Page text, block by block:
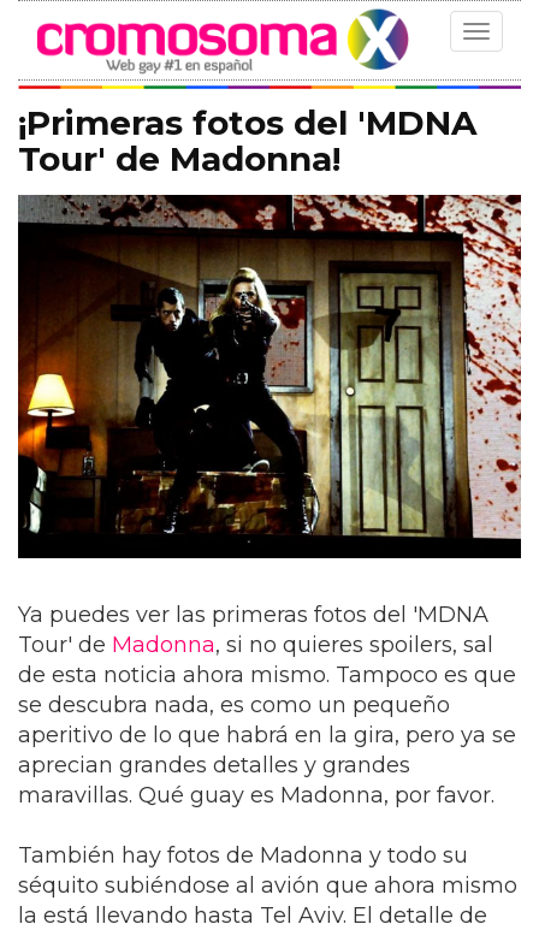
Toggle
¡Primeras fotos del 'MDNA
Tour' de Madonna!
Ya puedes ver las primeras fotos del 'MDNA
Tour' de Madonna, si no quieres spoilers, sal
de esta noticia ahora mismo. Tampoco es que
se descubra nada, es como un pequeño
aperitivo de lo que habrá en la gira, pero ya se
aprecian grandes detalles y grandes
maravillas. Qué guay es Madonna, por favor.
También hay fotos de Madonna y todo su
séquito subiéndose al avión que ahora mismo
la está llevando hasta Tel Aviv. El detalle de